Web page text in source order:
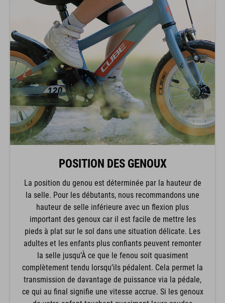
POSITION DES GENOUX
La position du genou est déterminée par la hauteur de
la selle. Pour les débutants, nous recommandons une
hauteur de selle inférieure avec un flexion plus
important des genoux car il est facile de mettre les
pieds à plat sur le sol dans une situation délicate. Les
adultes et les enfants plus confiants peuvent remonter
la selle jusqu’À ce que le fenou soit quasiment
complètement tendu lorsqu’ils pédalent. Cela permet la
transmission de davantage de puissance via la pédale,
ce qui au final signifie une vitesse accrue. Si les genoux